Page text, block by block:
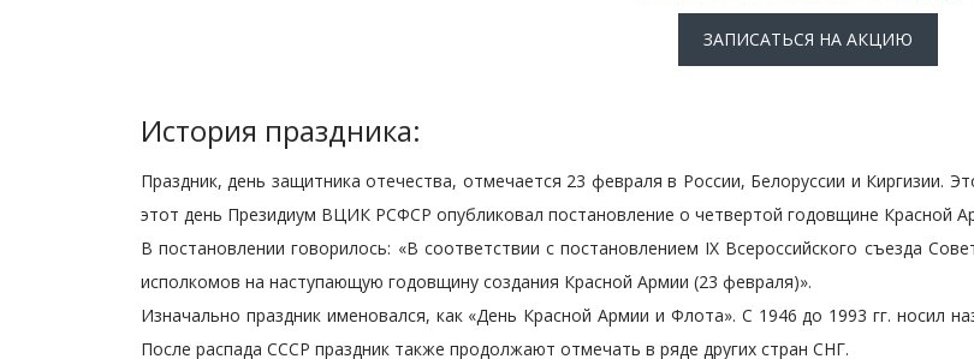
ЗАПИСАТЬСЯ НА АКЦИЮ
История праздника:
Праздник, день защитника отечества, отмечается 23 февраля в России, Белоруссии и Киргизии.
этот день Президиум ВЦИК РСФСР опубликовал постановление о четвертой годовщине Красной
В постановлении говорилось: «В соответствии с постановлением IX Всероссийского съезда
исполкомов на наступающую годовщину создания Красной Армии (23 февраля)».
Изначально праздник именовался, как «День Красной Армии и Флота». С 1946 до 1993 гг. носил
После распада СССР праздник также продолжают отмечать в ряде других стран СНГ.